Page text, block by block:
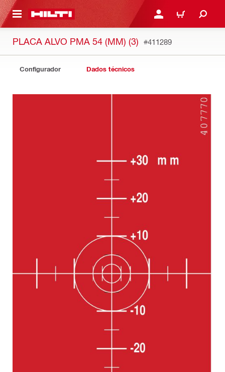
CONTENT ENTRAR OU REGISTAR
CARRINHO
PLACA ALVO PMA 54 (MM) (3) #411289
Configurador Dados técnicos